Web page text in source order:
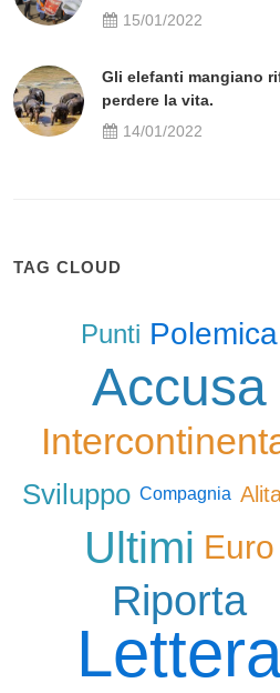
15/01/2022
Gli elefanti mangiano
perdere la vita.
14/01/2022
TAG CLOUD
Punti Polemica
Accusa
Sviluppo Compagnia
Ultimi Euro
Riporta